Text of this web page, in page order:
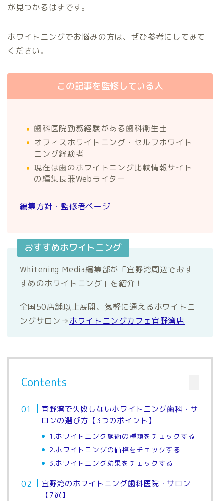
が見つかるはずです。
ホワイトニングでお悩みの方は、ぜひ参考にしてみて
ください。
この記事を監修している人
歯科医院勤務経験がある歯科衛生士
オフィスホワイトニング・セルフホワイト
ニング経験者
現在は歯のホワイトニング比較情報サイト
の編集長兼Webライター
編集方針・監修者ページ
おすすめホワイトニング
Whitening Media編集部が「宜野湾周辺でおす
すめのホワイトニング」を紹介！
全国50店舗以上展開、気軽に通えるホワイトニ
ングサロン→ホワイトニングカフェ宜野湾店
Contents
宜野湾で失敗しないホワイトニング歯科・サ
ロンの選び方【3つのポイント】
1.ホワイトニング施術の種類をチェックする
2.ホワイトニングの価格をチェックする
3.ホワイトニング効果をチェックする
宜野湾のホワイトニング歯科医院・サロン
【7選】